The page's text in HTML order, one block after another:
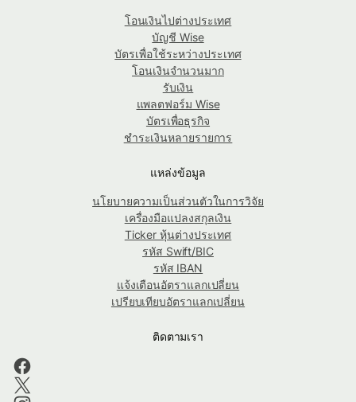
โอนเงินไปต่างประเทศ
บัญชี Wise
บัตรเพื่อใช้ระหว่างประเทศ
โอนเงินจำนวนมาก
รับเงิน
แพลตฟอร์ม Wise
บัตรเพื่อธุรกิจ
ชำระเงินหลายรายการ
แหล่งข้อมูล
นโยบายความเป็นส่วนตัวในการวิจัย
เครื่องมือแปลงสกุลเงิน
Ticker หุ้นต่างประเทศ
รหัส Swift/BIC
รหัส IBAN
แจ้งเตือนอัตราแลกเปลี่ยน
เปรียบเทียบอัตราแลกเปลี่ยน
ติดตามเรา